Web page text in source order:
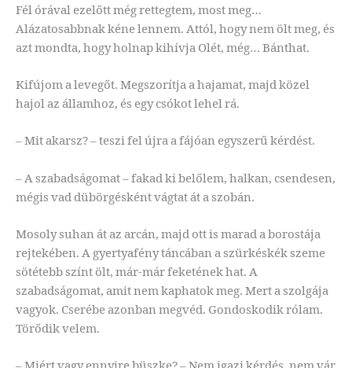
Fél órával ezelőtt még rettegtem, most meg…
Alázatosabbnak kéne lennem. Attól, hogy nem ölt meg, és
azt mondta, hogy holnap kihívja Olét, még… Bánthat.
Kifújom a levegőt. Megszorítja a hajamat, majd közel
hajol az államhoz, és egy csókot lehel rá.
– Mit akarsz? – teszi fel újra a fájóan egyszerű kérdést.
– A szabadságomat – fakad ki belőlem, halkan, csendesen,
mégis vad dübörgésként vágtat át a szobán.
Mosoly suhan át az arcán, majd ott is marad a borostája
rejtekében. A gyertyafény táncában a szürkéskék szeme
sötétebb színt ölt, már-már feketének hat. A
szabadságomat, amit nem kaphatok meg. Mert a szolgája
vagyok. Cserébe azonban megvéd. Gondoskodik rólam.
Törődik velem.